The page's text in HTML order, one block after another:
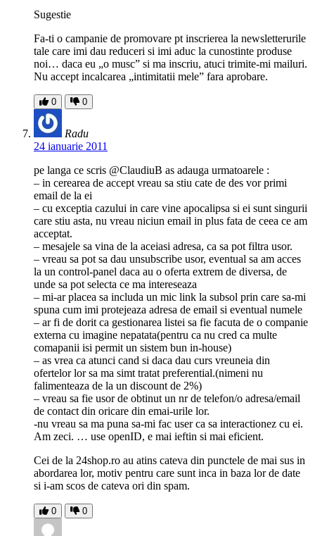
Sugestie
Fa-ti o campanie de promovare pt inscrierea la newsletterurile
tale care imi dau reduceri si imi aduc la cunostinte produse
noi… daca eu „o musc” si ma inscriu, atuci trimite-mi mailuri.
Nu accept incalcarea „intimitatii mele” fara aprobare.
0 0
Radu
24 ianuarie 2011
pe langa ce scris @ClaudiuB as adauga urmatoarele :
– in cerearea de accept vreau sa stiu cate de des vor primi
email de la ei
– cu exceptia cazului in care vine apocalipsa si ei sunt singurii
care stiu asta, nu vreau niciun email in plus fata de ceea ce am
acceptat.
– mesajele sa vina de la aceiasi adresa, ca sa pot filtra usor.
– vreau sa pot sa dau unsubscribe usor, eventual sa am acces
la un control-panel daca au o oferta extrem de diversa, de
unde sa pot selecta ce ma intereseaza
– mi-ar placea sa includa un mic link la subsol prin care sa-mi
spuna cum imi protejeaza adresa de email si eventual numele
– ar fi de dorit ca gestionarea listei sa fie facuta de o companie
externa cu imagine nepatata(pentru ca nu cred ca multe
comapanii isi permit un sistem bun in-house)
– as vrea ca atunci cand si daca dau curs vreuneia din
ofertelor lor sa ma simt tratat preferential.(nimeni nu
falimenteaza de la un discount de 2%)
– vreau sa fie usor de obtinut un nr de telefon/o adresa/email
de contact din oricare din emai-urile lor.
-nu vreau sa ma puna sa-mi fac user ca sa interactionez cu ei.
Am zeci. … use openID, e mai ieftin si mai eficient.
Cei de la 24shop.ro au atins cateva din punctele de mai sus in
abordarea lor, motiv pentru care sunt inca in baza lor de date
si i-am scos de cateva ori din spam.
0 0